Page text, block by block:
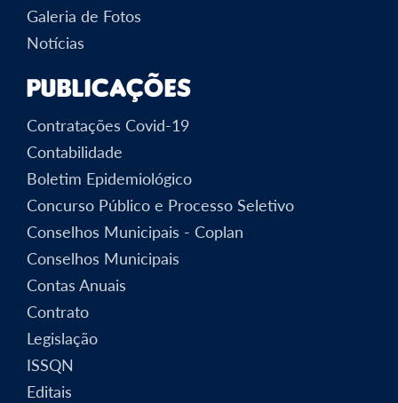
Galeria de Fotos
Notícias
Publicações
Contratações Covid-19
Contabilidade
Boletim Epidemiológico
Concurso Público e Processo Seletivo
Conselhos Municipais - Coplan
Conselhos Municipais
Contas Anuais
Contrato
Legislação
ISSQN
Editais